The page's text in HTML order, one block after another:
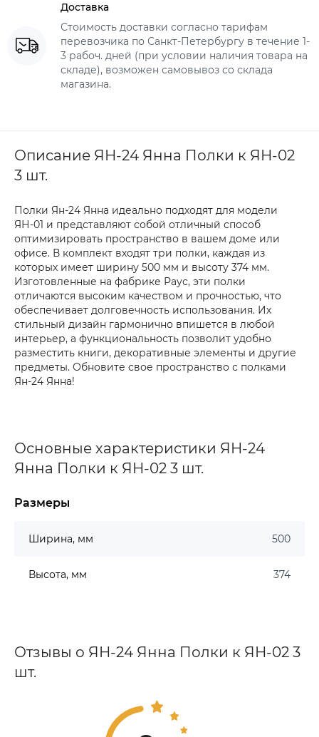
Доставка
Стоимость доставки согласно тарифам
перевозчика по Санкт-Петербургу в течение 1-
3 рабоч. дней (при условии наличия товара на
складе), возможен самовывоз со склада
магазина.
Описание ЯН-24 Янна Полки к ЯН-02
3 шт.
Полки Ян-24 Янна идеально подходят для модели
ЯН-01 и представляют собой отличный способ
оптимизировать пространство в вашем доме или
офисе. В комплект входят три полки, каждая из
которых имеет ширину 500 мм и высоту 374 мм.
Изготовленные на фабрике Раус, эти полки
отличаются высоким качеством и прочностью, что
обеспечивает долговечность использования. Их
стильный дизайн гармонично впишется в любой
интерьер, а функциональность позволит удобно
разместить книги, декоративные элементы и другие
предметы. Обновите свое пространство с полками
Ян-24 Янна!
Основные характеристики ЯН-24
Янна Полки к ЯН-02 3 шт.
Размеры
Ширина, мм 500
Высота, мм 374
Отзывы о ЯН-24 Янна Полки к ЯН-02 3
шт.